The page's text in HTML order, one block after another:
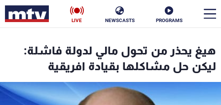
PROGRAMS
NEWSCASTS
LIVE
هيغ يحذر من تحول مالي لدولة فاشلة:
ليكن حل مشاكلها بقيادة افريقية
الأخبار
ناس